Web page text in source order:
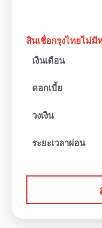
สินเชื่อกรุงไทยไม่
เงินเดือน
ดอกเบี้ย
วงเงิน
ระยะเวลาผ่อน